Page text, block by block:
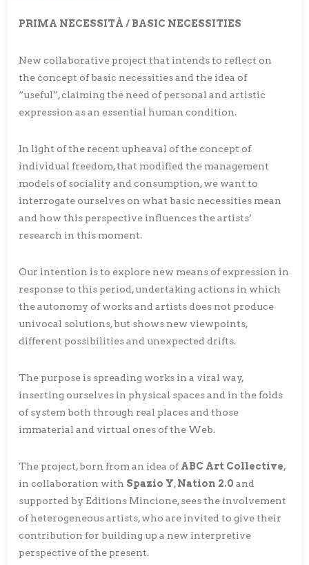
PRIMA NECESSITÀ / BASIC NECESSITIES
New collaborative project that intends to reflect on
the concept of basic necessities and the idea of
“useful”, claiming the need of personal and artistic
expression as an essential human condition.
In light of the recent upheaval of the concept of
individual freedom, that modified the management
models of sociality and consumption, we want to
interrogate ourselves on what basic necessities mean
and how this perspective influences the artists’
research in this moment.
Our intention is to explore new means of expression in
response to this period, undertaking actions in which
the autonomy of works and artists does not produce
univocal solutions, but shows new viewpoints,
different possibilities and unexpected drifts.
The purpose is spreading works in a viral way,
inserting ourselves in physical spaces and in the folds
of system both through real places and those
immaterial and virtual ones of the Web.
The project, born from an idea ofABC Art Collective,
in collaboration with Spazio Y,Nation 2.0 and
supported by Editions Mincione, sees the involvement
of heterogeneous artists, who are invited to give their
contribution for building up a new interpretive
perspective of the present.